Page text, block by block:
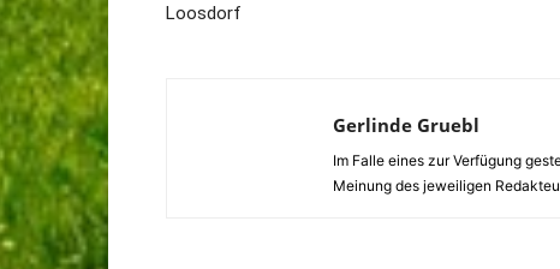
Loosdorf
Gerlinde Gruebl
Im Falle eines zur Verfügung
Meinung des jeweiligen